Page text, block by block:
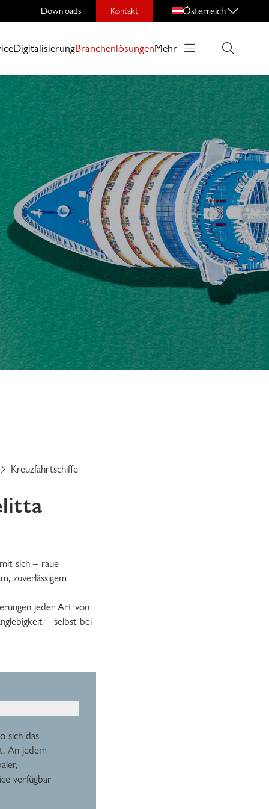
Downloads Kontakt Österreich
DigitalisierungBranchenlösungenMehr
Kreuzfahrtschiffe
sich – raue
zuverlässigem
jeder Art von
– selbst bei
sich das
An jedem
verfügbar